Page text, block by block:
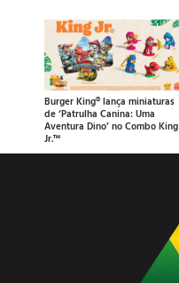
Burger King® lança miniaturas
de ‘Patrulha Canina: Uma
Aventura Dino’ no Combo King
Jr.™